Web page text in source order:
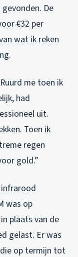
De
€32 per
wat ik reken
me toen ik
had
uit.
Toen ik
regen
gold.”
was op
plaats van de
gelast. Er was
op termijn tot